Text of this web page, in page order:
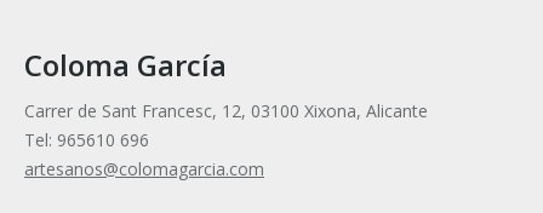
Coloma García
Carrer de Sant Francesc, 12, 03100 Xixona, Alicante
Tel: 965610 696
artesanos@colomagarcia.com